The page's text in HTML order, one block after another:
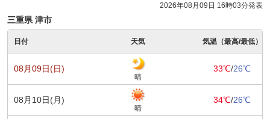
2026年08月09日 16時03分発表
三重県 津市
日付 天気 気温（最高/最低）
08月09日(日)
晴
33℃/26℃
08月10日(月)
晴
34℃/26℃